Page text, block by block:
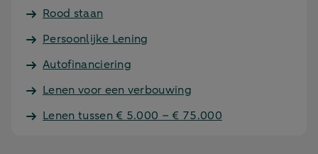
Rood staan
Persoonlijke Lening
Autofinanciering
Lenen voor een verbouwing
Lenen tussen € 5.000 – € 75.000